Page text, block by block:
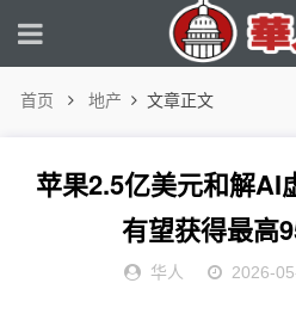
首页 地产 文章正文
苹果2.5亿美元和解AI
有望获得最高
华人 2026-